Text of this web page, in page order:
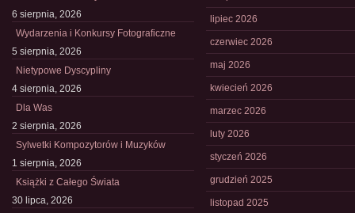
6 sierpnia, 2026
Wydarzenia i Konkursy Fotograficzne
5 sierpnia, 2026
Nietypowe Dyscypliny
4 sierpnia, 2026
Dla Was
2 sierpnia, 2026
Sylwetki Kompozytorów i Muzyków
1 sierpnia, 2026
Książki z Całego Świata
30 lipca, 2026
lipiec 2026
czerwiec 2026
maj 2026
kwiecień 2026
marzec 2026
luty 2026
styczeń 2026
grudzień 2025
listopad 2025